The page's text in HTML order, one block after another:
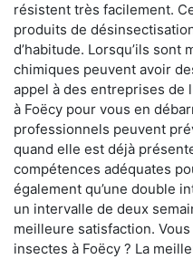
résistent très facilement.
produits de
d’habitude. Lorsqu’ils sont
chimiques peuvent avoir
appel à des entreprises de
à Foëcy pour vous en
professionnels peuvent
quand elle est déjà
compétences adéquates
également qu’une double
un intervalle de deux
meilleure satisfaction.
insectes à Foëcy ? La